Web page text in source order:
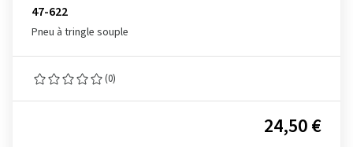
47-622
Pneu à tringle souple
(0)
24,50 €